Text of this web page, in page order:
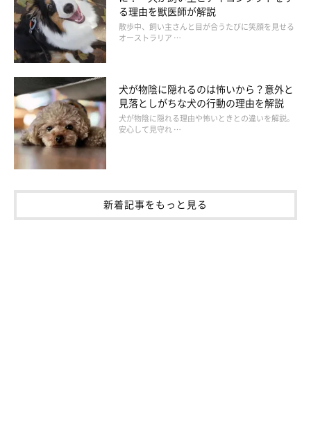
る理由を獣医師が解説
散歩中、飼い主さんと目が合うたびに笑顔を見せる
オーストラリア …
犬が物陰に隠れるのは怖いから？意外と
見落としがちな犬の行動の理由を解説
犬が物陰に隠れる理由や怖いときとの違いを解説。
安心して見守れ …
新着記事をもっと見る